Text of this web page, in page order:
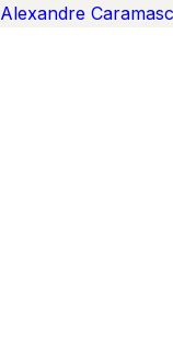
Alexandre